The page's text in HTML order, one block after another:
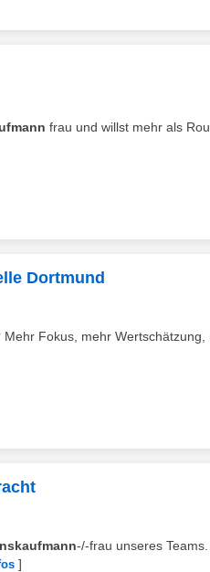
frau und willst mehr als
Dortmund
Fokus, mehr Wertschätzung,
-/-frau unseres
]